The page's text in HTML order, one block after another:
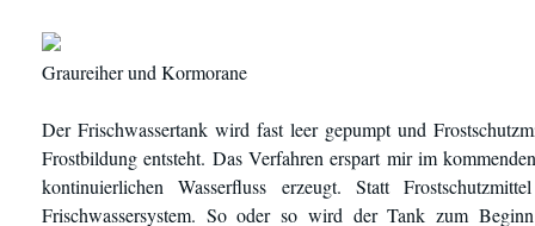
Graureiher und Kormorane
Der Frischwassertank wird fast leer gepumpt und
Frostbildung entsteht. Das Verfahren erspart mir im
kontinuierlichen Wasserfluss erzeugt. Statt
Frischwassersystem. So oder so wird der Tank zum